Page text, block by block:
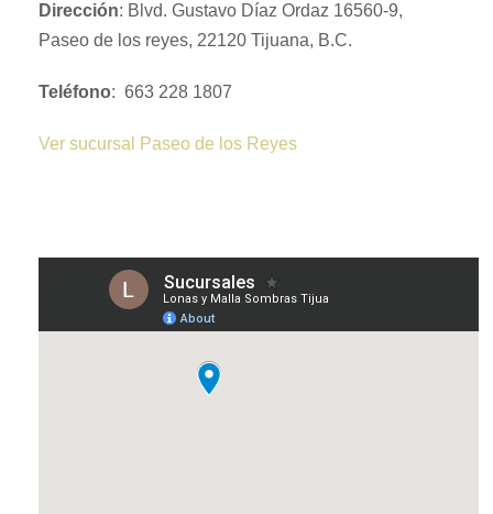
Dirección: Blvd. Gustavo Díaz Ordaz 16560-9,
Paseo de los reyes, 22120 Tijuana, B.C.
Teléfono: 663 228 1807
Ver sucursal Paseo de los Reyes